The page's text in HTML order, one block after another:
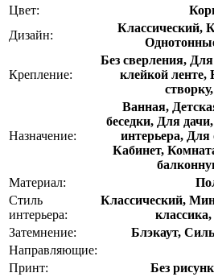
Цвет:
Дизайн:
Классический,
Крепление:
Без сверления,
клейкой
Назначение:
Ванная,
беседки, Для
интерьера,
Кабинет,
Материал:
Стиль
интерьера:
Классический,
Затемнение:
Блэкаут,
Направляющие:
Принт:
Без